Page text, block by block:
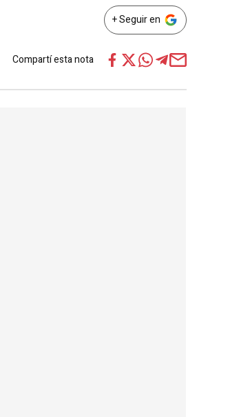
+ Seguir en
Compartí esta nota